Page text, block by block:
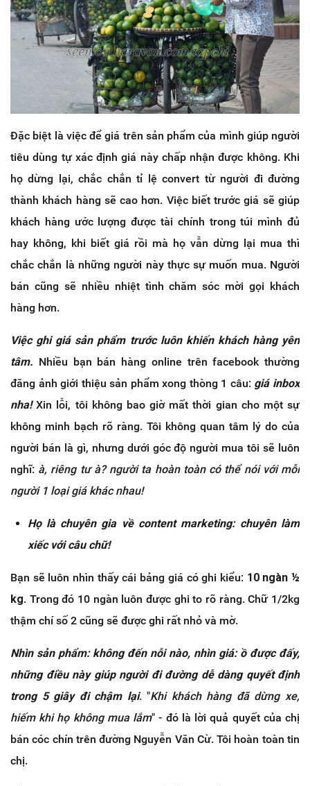
Đặc biệt là việc để giá trên sản phẩm của mình giúp người
tiêu dùng tự xác định giá này chấp nhận được không. Khi
họ dừng lại, chắc chắn tỉ lệ convert từ người đi đường
thành khách hàng sẽ cao hơn. Việc biết trước giá sẽ giúp
khách hàng ước lượng được tài chính trong túi mình đủ
hay không, khi biết giá rồi mà họ vẫn dừng lại mua thì
chắc chắn là những người này thực sự muốn mua. Người
bán cũng sẽ nhiều nhiệt tình chăm sóc mời gọi khách
hàng hơn.
Việc ghi giá sản phẩm trước luôn khiến khách hàng yên
tâm. Nhiều bạn bán hàng online trên facebook thường
đăng ảnh giới thiệu sản phẩm xong thòng 1 câu: giá inbox
nha!Xin lỗi, tôi không bao giờ mất thời gian cho một sự
không minh bạch rõ ràng. Tôi không quan tâm lý do của
người bán là gì, nhưng dưới góc độ người mua tôi sẽ luôn
nghĩ: à, riêng tư à? người ta hoàn toàn có thể nói với mỗi
người 1 loại giá khác nhau!
Họ là chuyên gia về content marketing: chuyên làm
xiếc với câu chữ!
Bạn sẽ luôn nhìn thấy cái bảng giá có ghi kiểu: 10 ngàn ½
kg. Trong đó 10 ngàn luôn được ghi to rõ ràng. Chữ 1/2kg
thậm chí số 2 cũng sẽ được ghi rất nhỏ và mờ.
Nhìn sản phẩm: không đến nỗi nào, nhìn giá: ồ được đấy,
những điều này giúp người đi đường dễ dàng quyết định
trong 5 giây đi chậm lại. "Khi khách hàng đã dừng xe,
hiếm khi họ không mua lắm" - đó là lời quả quyết của chị
bán cóc chín trên đường Nguyễn Văn Cừ. Tôi hoàn toàn tin
chị.